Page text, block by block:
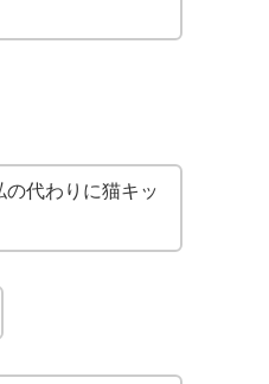
の代わりに猫キッ